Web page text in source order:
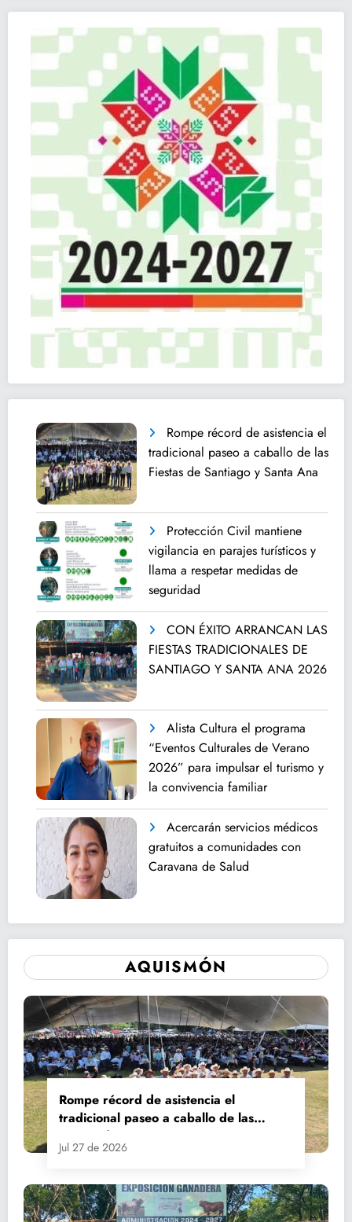
Rompe récord de asistencia el
tradicional paseo a caballo de las
Fiestas de Santiago y Santa Ana
Protección Civil mantiene
vigilancia en parajes turísticos y
llama a respetar medidas de
seguridad
CON ÉXITO ARRANCAN LAS
FIESTAS TRADICIONALES DE
SANTIAGO Y SANTA ANA 2026
Alista Cultura el programa
“Eventos Culturales de Verano
2026” para impulsar el turismo y
la convivencia familiar
Acercarán servicios médicos
gratuitos a comunidades con
Caravana de Salud
AQUISMÓN
Rompe récord de asistencia el
tradicional paseo a caballo de las
Fiestas de Santiago y Santa Ana
Jul 27 de 2026